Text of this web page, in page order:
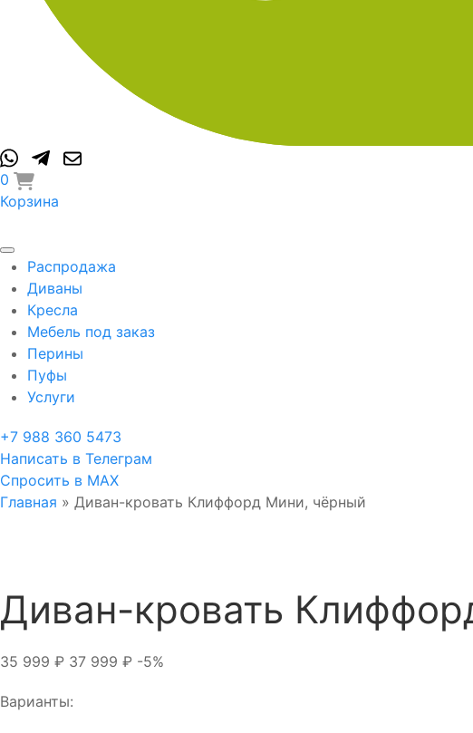
0
Корзина
Распродажа
Диваны
Кресла
Мебель под заказ
Перины
Пуфы
Услуги
+7 988 360 5473
Написать в Телеграм
Спросить в MAX
Главная » Диван-кровать Клиффорд Мини, чёрный
Диван-кровать
35 999 ₽ 37 999 ₽ -5%
Варианты: